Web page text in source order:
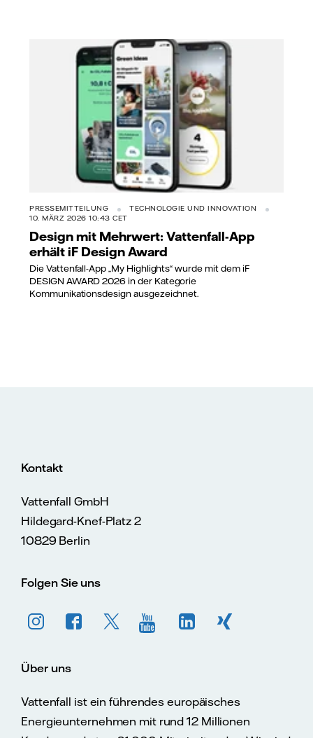
PRESSEMITTEILUNG
TECHNOLOGIE UND INNOVATION
10. MÄRZ 2026 10:43 CET
Design mit Mehrwert: Vattenfall-App
erhält iF Design Award
Die Vattenfall-App „My Highlights“ wurde mit dem iF
DESIGN AWARD 2026 in der Kategorie
Kommunikationsdesign ausgezeichnet.
Kontakt
Vattenfall GmbH
Hildegard-Knef-Platz 2
10829 Berlin
Folgen Sie uns
Über uns
Vattenfall ist ein führendes europäisches
Energieunternehmen mit rund 12 Millionen